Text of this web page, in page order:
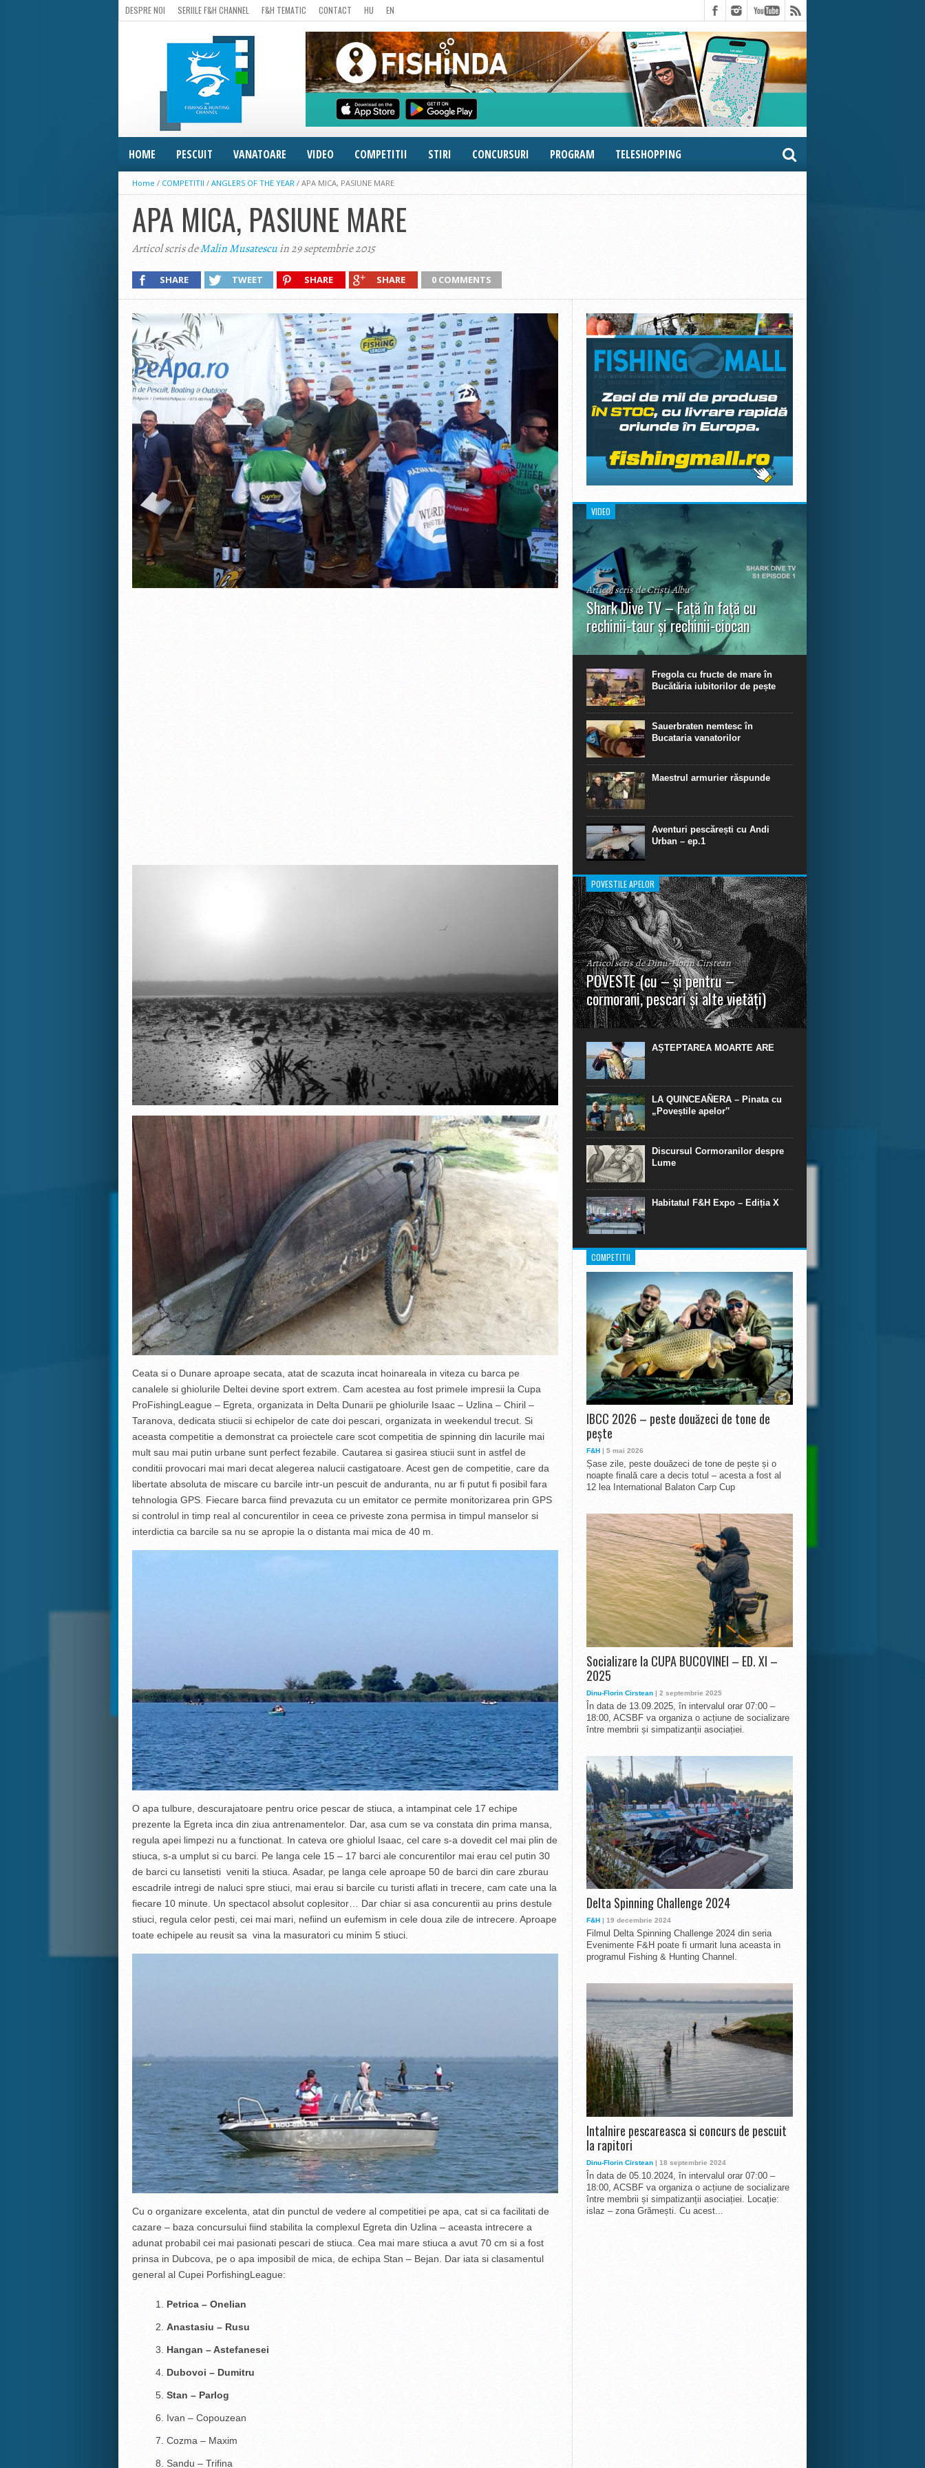
DESPRE NOI SERIILE F&H CHANNEL F&H TEMATIC CONTACT HU EN
HOME PESCUIT VANATOARE VIDEO COMPETITII STIRI CONCURSURI PROGRAM TELESHOPPING
Home / COMPETITII / ANGLERS OF THE YEAR / APA MICA, PASIUNE MARE
APA MICA, PASIUNE MARE
Articol scris deMalin Musatescuin 29 septembrie 2015
SHARE TWEET SHARE SHARE 0 COMMENTS
Ceata si o Dunare aproape secata, atat de scazuta incat hoinareala in viteza cu barca pe
canalele si ghiolurile Deltei devine sport extrem. Cam acestea au fost primele impresii la Cupa
ProFishingLeague – Egreta, organizata in Delta Dunarii pe ghiolurile Isaac – Uzlina – Chiril –
Taranova, dedicata stiucii si echipelor de cate doi pescari, organizata in weekendul trecut. Si
aceasta competitie a demonstrat ca proiectele care scot competitia de spinning din lacurile mai
mult sau mai putin urbane sunt perfect fezabile. Cautarea si gasirea stiucii sunt in astfel de
conditii provocari mai mari decat alegerea nalucii castigatoare. Acest gen de competitie, care da
libertate absoluta de miscare cu barcile intr-un pescuit de anduranta, nu ar fi putut fi posibil fara
tehnologia GPS. Fiecare barca fiind prevazuta cu un emitator ce permite monitorizarea prin GPS
si controlul in timp real al concurentilor in ceea ce priveste zona permisa in timpul manselor si
interdictia ca barcile sa nu se apropie la o distanta mai mica de 40 m.
O apa tulbure, descurajatoare pentru orice pescar de stiuca, a intampinat cele 17 echipe
prezente la Egreta inca din ziua antrenamentelor. Dar, asa cum se va constata din prima mansa,
regula apei limpezi nu a functionat. In cateva ore ghiolul Isaac, cel care s-a dovedit cel mai plin de
stiuca, s-a umplut si cu barci. Pe langa cele 15 – 17 barci ale concurentilor mai erau cel putin 30
de barci cu lansetisti veniti la stiuca. Asadar, pe langa cele aproape 50 de barci din care zburau
escadrile intregi de naluci spre stiuci, mai erau si barcile cu turisti aflati in trecere, cam cate una la
fiecare 10 minute. Un spectacol absolut coplesitor… Dar chiar si asa concurentii au prins destule
stiuci, regula celor pesti, cei mai mari, nefiind un eufemism in cele doua zile de intrecere. Aproape
toate echipele au reusit sa vina la masuratori cu minim 5 stiuci.
Cu o organizare excelenta, atat din punctul de vedere al competitiei pe apa, cat si ca facilitati de
cazare – baza concursului fiind stabilita la complexul Egreta din Uzlina – aceasta intrecere a
adunat probabil cei mai pasionati pescari de stiuca. Cea mai mare stiuca a avut 70 cm si a fost
prinsa in Dubcova, pe o apa imposibil de mica, de echipa Stan – Bejan. Dar iata si clasamentul
general al Cupei PorfishingLeague:
Petrica – Onelian
Anastasiu – Rusu
Hangan – Astefanesei
Dubovoi – Dumitru
Stan – Parlog
Ivan – Copouzean
Cozma – Maxim
Sandu – Trifina
VIDEO
Articol scris de Cristi Albu
Shark Dive TV – Față în față cu
rechinii-taur și rechinii-ciocan
În primul episod din Shark Dive TV, telespectatorii
extraordinare de scufundare cu rechini.
Fregola cu fructe de mare în
Bucătăria iubitorilor de pește
Sauerbraten nemtesc în
Bucataria vanatorilor
Maestrul armurier răspunde
Aventuri pescărești cu Andi
Urban – ep.1
POVESTILE APELOR
Articol scris de Dinu-Florin Cirstean
POVESTE (cu – și pentru –
cormorani, pescari și alte vietăți)
”La urma urmei, cred că legendele și miturile sunt
în mare parte făcute din „adevăr”.“ R. R. Tolkien.
AȘTEPTAREA MOARTE ARE
LA QUINCEAÑERA – Pinata cu
„Poveștile apelor‟
Discursul Cormoranilor despre
Lume
Habitatul F&H Expo – Ediția X
COMPETITII
IBCC 2026 – peste douăzeci de tone de
pește
F&H | 5 mai 2026
Șase zile, peste douăzeci de tone de pește și o
noapte finală care a decis totul – acesta a fost al
12 lea International Balaton Carp Cup
Socializare la CUPA BUCOVINEI – ED. XI –
2025
Dinu-Florin Cirstean | 2 septembrie 2025
În data de 13.09.2025, în intervalul orar 07:00 –
18:00, ACSBF va organiza o acțiune de socializare
între membrii și simpatizanții asociației.
Delta Spinning Challenge 2024
F&H | 19 decembrie 2024
Filmul Delta Spinning Challenge 2024 din seria
Evenimente F&H poate fi urmarit luna aceasta in
programul Fishing & Hunting Channel.
Intalnire pescareasca si concurs de pescuit
la rapitori
Dinu-Florin Cirstean | 18 septembrie 2024
În data de 05.10.2024, în intervalul orar 07:00 –
18:00, ACSBF va organiza o acțiune de socializare
între membrii și simpatizanții asociației. Locație:
islaz – zona Grămești. Cu acest...